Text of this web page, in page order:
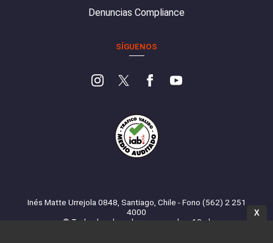
Denuncias Compliance
SÍGUENOS
Inés Matte Urrejola 0848, Santiago, Chile - Fono (562) 2 251
4000
© Todos los derechos reservados. 13.cl
X